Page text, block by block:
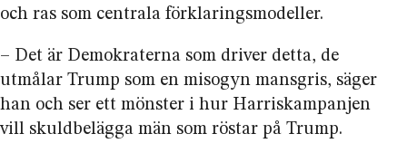
och ras som centrala förklarings­modeller.
– Det är Demokraterna som driver detta, de
utmålar Trump som en misogyn mansgris, säger
han och ser ett mönster i hur Harris­kampanjen
vill skuldbelägga män som röstar på Trump.